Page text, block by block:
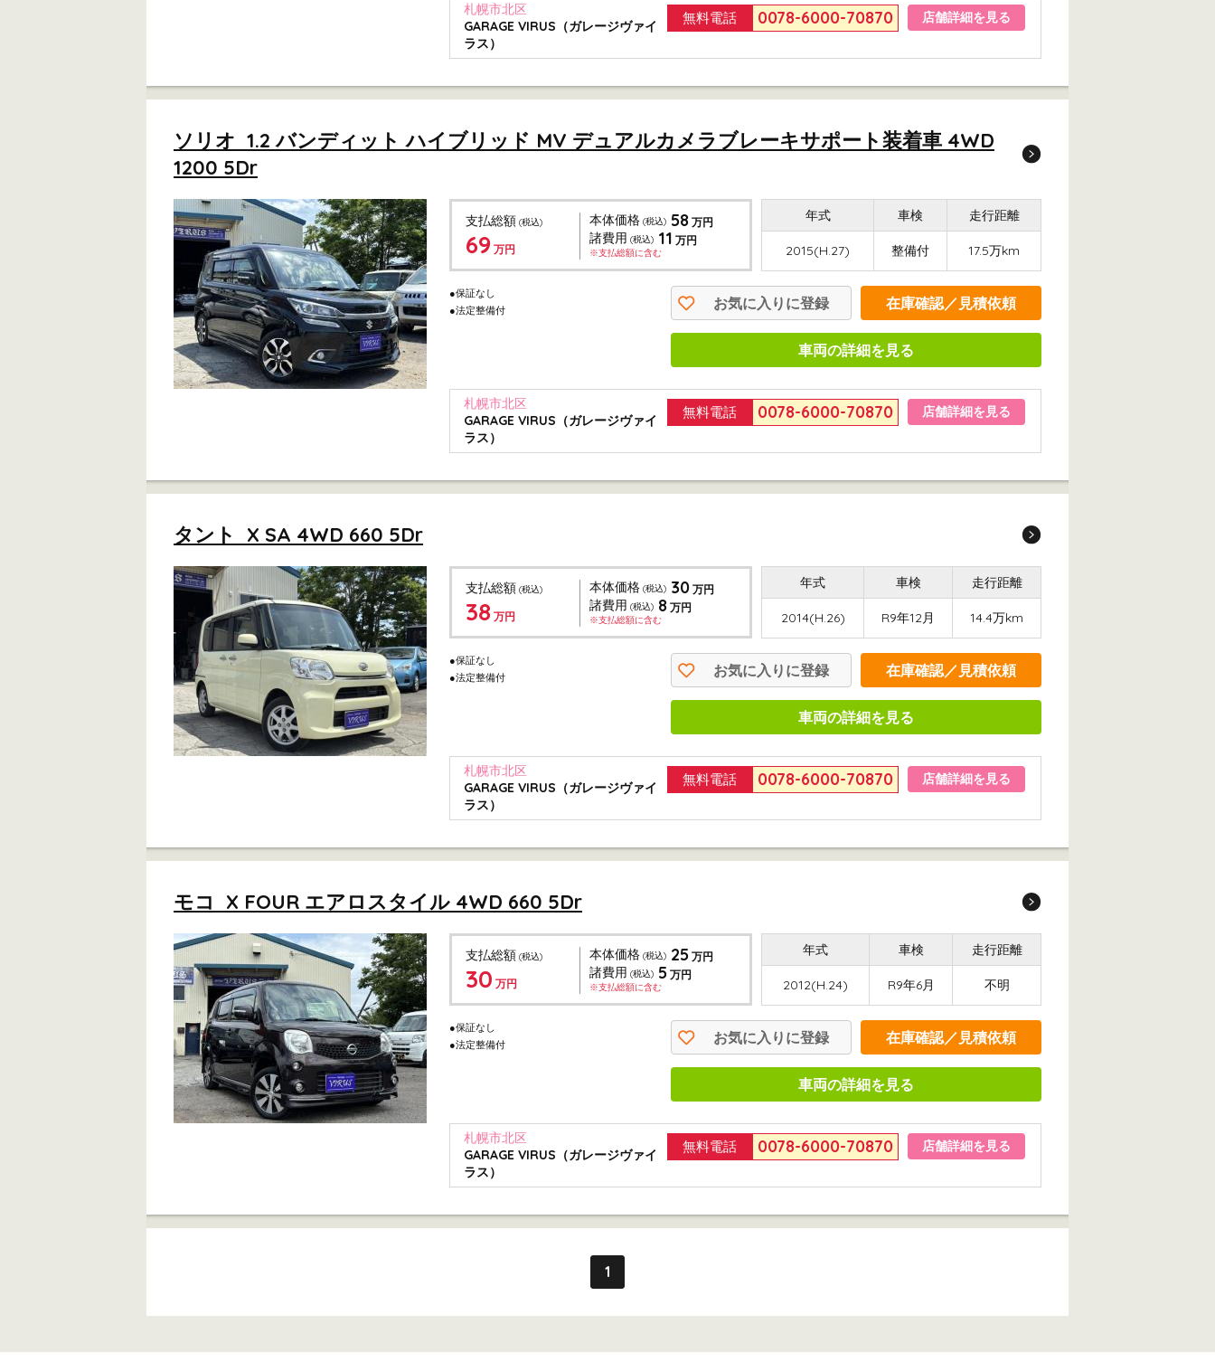
札幌市北区
GARAGE VIRUS（ガレージヴァイ
ラス）
無料電話 0078-6000-70870 店舗詳細を見る
ソリオ 1.2 バンディット ハイブリッド MV デュアルカメラブレーキサポート装着車 4WD
1200 5Dr
●保証なし
●法定整備付
支払総額 (税込)
69 万円
本体価格(税込) 58万円
諸費用 (税込) 11 万円
※支払総額に含む
年式 車検 走行距離
2015(H.27) 整備付 17.5万km
お気に入りに登録 在庫確認／見積依頼
車両の詳細を見る
札幌市北区
GARAGE VIRUS（ガレージヴァイ
ラス）
無料電話 0078-6000-70870 店舗詳細を見る
タント X SA 4WD 660 5Dr
●保証なし
●法定整備付
支払総額 (税込)
38 万円
本体価格(税込) 30万円
諸費用 (税込) 8万円
※支払総額に含む
年式 車検 走行距離
2014(H.26) R9年12月 14.4万km
お気に入りに登録 在庫確認／見積依頼
車両の詳細を見る
札幌市北区
GARAGE VIRUS（ガレージヴァイ
ラス）
無料電話 0078-6000-70870 店舗詳細を見る
モコ X FOUR エアロスタイル 4WD 660 5Dr
●保証なし
●法定整備付
支払総額 (税込)
30 万円
本体価格(税込) 25万円
諸費用 (税込) 5万円
※支払総額に含む
年式 車検 走行距離
2012(H.24) R9年6月 不明
お気に入りに登録 在庫確認／見積依頼
車両の詳細を見る
札幌市北区
GARAGE VIRUS（ガレージヴァイ
ラス）
無料電話 0078-6000-70870 店舗詳細を見る
1